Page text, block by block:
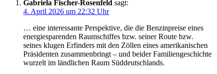
Gabriela Fischer-Rosenfeld sagt:
4. April 2026 um 22:32 Uhr
… eine interessante Perspektive, die die Benzinpreise eines
energiesparenden Raumschiffes bzw. seiner Route bzw.
seines klugen Erfinders mit den Zöllen eines amerikanischen
Präsidenten zusammenbringt – und beider Familiengeschichte
wurzelt im ländlichen Raum Süddeutschlands.